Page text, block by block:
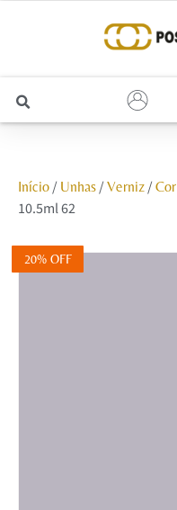
Unhas
Início/ Unhas/ Verniz/ Cor
10.5ml 62
20% OFF